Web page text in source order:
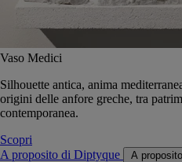
Vaso Medici
Silhouette antica, anima
origini delle anfore greche, tra
contemporanea.
Scopri
A proposito di Diptyque
A